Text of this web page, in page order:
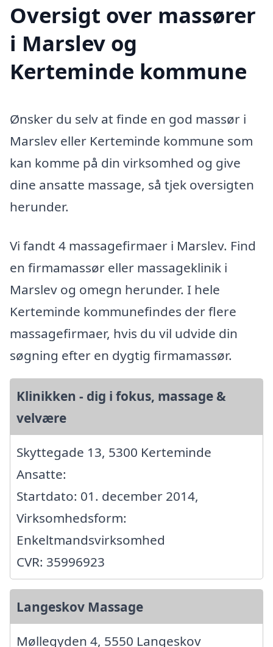
Oversigt over massører
i Marslev og
Kerteminde kommune
Ønsker du selv at finde en god massør i
Marslev eller Kerteminde kommune som
kan komme på din virksomhed og give
dine ansatte massage, så tjek oversigten
herunder.
Vi fandt 4 massagefirmaer i Marslev. Find
en firmamassør eller massageklinik i
Marslev og omegn herunder. I hele
Kerteminde kommunefindes der flere
massagefirmaer, hvis du vil udvide din
søgning efter en dygtig firmamassør.
Klinikken - dig i fokus, massage &
velvære
Skyttegade 13, 5300 Kerteminde
Ansatte:
Startdato: 01. december 2014,
Virksomhedsform:
Enkeltmandsvirksomhed
CVR: 35996923
Langeskov Massage
Møllegyden 4, 5550 Langeskov